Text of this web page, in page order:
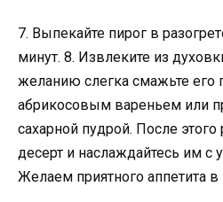
7. Выпекайте пирог в
минут. 8. Извлеките из
желанию слегка смажьте его
абрикосовым вареньем или
сахарной пудрой. После
десерт и наслаждайтесь им с
Желаем приятного аппетита